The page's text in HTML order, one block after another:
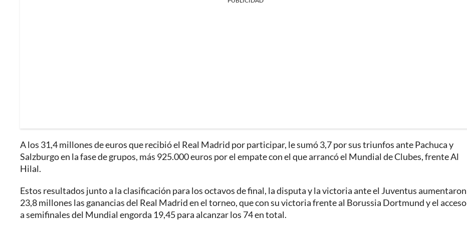
A los 31,4 millones de euros que recibió el Real Madrid por participar, le sumó 3,7 por sus triunfos ante Pachuca y
Salzburgo en la fase de grupos, más 925.000 euros por el empate con el que arrancó el Mundial de Clubes, frente Al
Hilal.
Estos resultados junto a la clasificación para los octavos de final, la disputa y la victoria ante el Juventus aumentaron
23,8 millones las ganancias del Real Madrid en el torneo, que con su victoria frente al Borussia Dortmund y el acceso
a semifinales del Mundial engorda 19,45 para alcanzar los 74 en total.